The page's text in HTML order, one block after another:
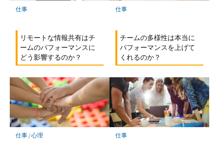
仕事
リモートな情報共有はチ
ームのパフォーマンスに
どう影響するのか？
仕事
チームの多様性は本当に
パフォーマンスを上げて
くれるのか？
仕事/心理 仕事